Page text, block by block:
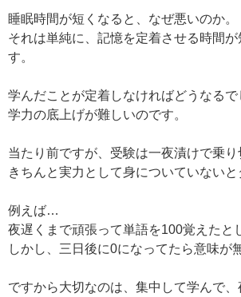
睡眠時間が短くなると、なぜ悪いのか。
それは単純に、記憶を定着させる時間
す。
学んだことが定着しなければどうなるで
学力の底上げが難しいのです。
当たり前ですが、受験は一夜漬けで乗り
きちんと実力として身についていないと
例えば…
夜遅くまで頑張って単語を100覚えたと
しかし、三日後に0になってたら意味が
ですから大切なのは、集中して学んで